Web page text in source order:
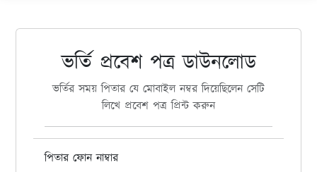
ভর্তি প্রবেশ পত্র ডাউনলোড
ভর্তির সময় পিতার যে মোবাইল নম্বর দিয়েছিলেন সেটি
লিখে প্রবেশ পত্র প্রিন্ট করুন
পিতার ফোন নাম্বার